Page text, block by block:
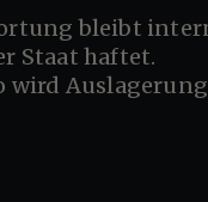
Staat haftet.
wird Auslagerung